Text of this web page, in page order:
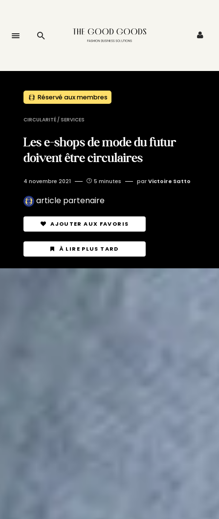
Réservé aux membres
CIRCULARITÉ / SERVICES
Les e-shops de mode du futur
doivent être circulaires
4 novembre 2021 5 minutes parVictoire Satto
article partenaire
AJOUTER AUX FAVORIS
À LIRE PLUS TARD